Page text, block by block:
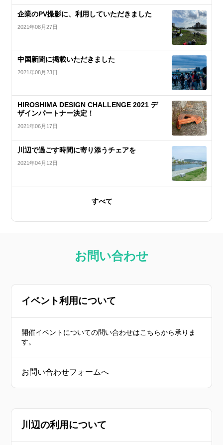
企業のPV撮影に、利用していただきました
2021年08月27日
中国新聞に掲載いただきました
2021年08月23日
HIROSHIMA DESIGN CHALLENGE 2021 デ
ザインパートナー決定！
2021年06月17日
川辺で過ごす時間に寄り添うチェアを
2021年04月12日
すべて
お問い合わせ
イベント利用について
開催イベントについての問い合わせはこちらから承りま
す。
お問い合わせフォームへ
川辺の利用について